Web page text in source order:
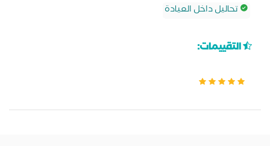
تحاليل داخل العيادة
التقييمات: